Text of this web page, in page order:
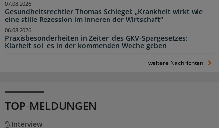
Gesundheitsrechtler Thomas Schlegel: „Krankheit wirkt wie
eine stille Rezession im Inneren der Wirtschaft“
07.08.2026
Praxisbesonderheiten in Zeiten des GKV-Spargesetzes:
Klarheit soll es in der kommenden Woche geben
06.08.2026
weitere Nachrichten
TOP-MELDUNGEN
Interview